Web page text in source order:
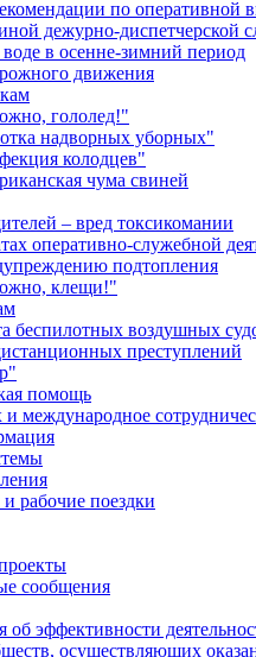
по оперативной
дежурно-диспетчерской
воде в осенне-зимний период
движения
гололед!"
надворных уборных"
колодцев"
чума свиней
– вред токсикомании
оперативно-служебной
подтопления
клещи!"
беспилотных воздушных
преступлений
помощь
международное
рабочие поездки
сообщения
об эффективности
осуществляющих